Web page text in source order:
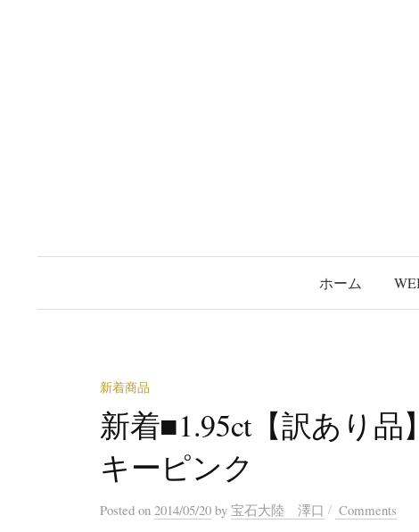
ホーム
新着商品
新着■1.95ct【訳あり
キーピンク
Posted on 2014/05/20 by 宝石大陸 澤口 / Comments